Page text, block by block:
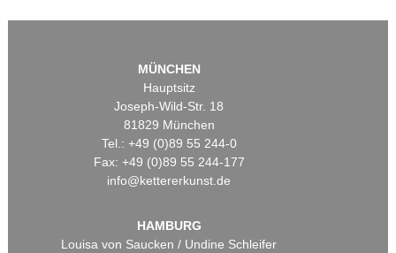
MÜNCHEN
Hauptsitz
Joseph-Wild-Str. 18
81829 München
Tel.: +49 (0)89 55 244-0
Fax: +49 (0)89 55 244-177
info@kettererkunst.de
HAMBURG
Louisa von Saucken / Undine Schleifer